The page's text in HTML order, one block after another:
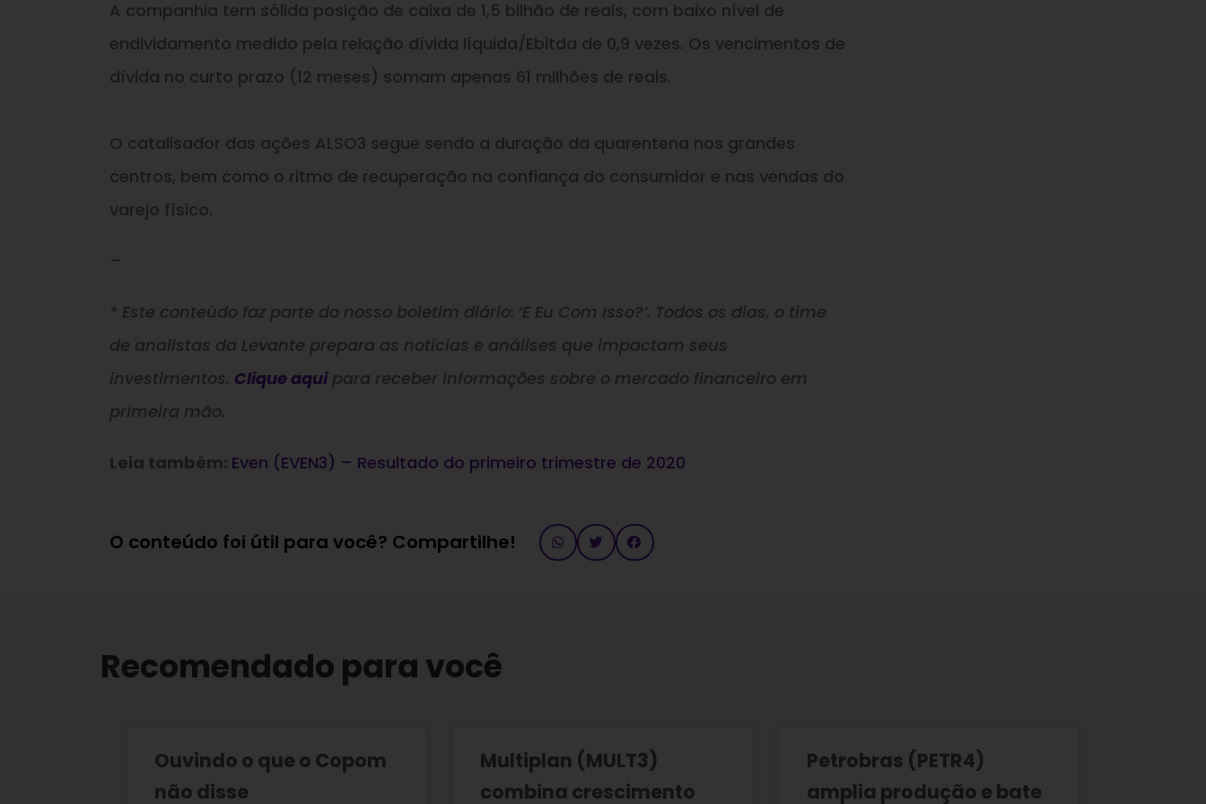
A companhia tem sólida posição de caixa de 1,5 bilhão de reais, com baixo nível de
endividamento medido pela relação dívida líquida/Ebitda de 0,9 vezes. Os vencimentos de
dívida no curto prazo (12 meses) somam apenas 61 milhões de reais.
O catalisador das ações ALSO3 segue sendo a duração da quarentena nos grandes
centros, bem como o ritmo de recuperação na confiança do consumidor e nas vendas do
varejo físico.
–
* Este conteúdo faz parte do nosso boletim diário: ‘E Eu Com Isso?’. Todos os dias, o time
de analistas da Levante prepara as notícias e análises que impactam seus
investimentos. Clique aqui para receber informações sobre o mercado financeiro em
primeira mão.
Leia também: Even (EVEN3) – Resultado do primeiro trimestre de 2020
O conteúdo foi útil para você? Compartilhe!
Recomendado para você
Ouvindo o que o Copom
não disse
Multiplan (MULT3)
combina crescimento
Petrobras (PETR4)
amplia produção e bate